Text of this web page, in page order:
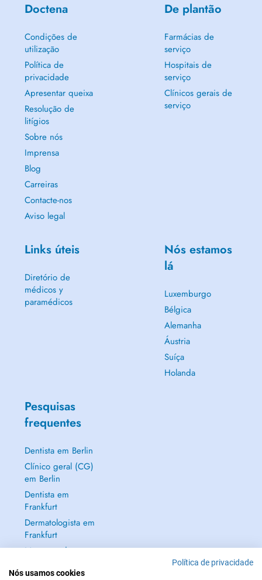
Doctena
Condições de
utilização
Política de
privacidade
Apresentar queixa
Resolução de
litígios
Sobre nós
Imprensa
Blog
Carreiras
Contacte-nos
Aviso legal
De plantão
Farmácias de
serviço
Hospitais de
serviço
Clínicos gerais de
serviço
Links úteis
Diretório de
médicos y
paramédicos
Nós estamos
lá
Luxemburgo
Bélgica
Alemanha
Áustria
Suíça
Holanda
Pesquisas
frequentes
Dentista em Berlin
Clínico geral (CG)
em Berlin
Dentista em
Frankfurt
Dermatologista em
Frankfurt
Mostrar tudo →
Política de privacidade
Nós usamos cookies